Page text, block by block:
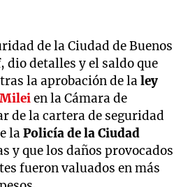
de la Ciudad de Buenos
, dio detalles y el saldo que
la aprobación de laley
en la Cámara de
de la cartera de seguridad
laPolicía de la Ciudad
y que los daños provocados
fueron valuados en más